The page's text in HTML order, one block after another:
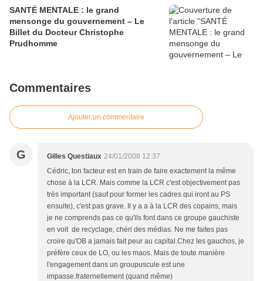
SANTÉ MENTALE : le grand
mensonge du gouvernement – Le
Billet du Docteur Christophe
Prudhomme
Commentaires
Ajouter un commentaire
G Gilles Questiaux 24/01/2008 12:37
Cédric, ton facteur est en train de faire exactement la même
chose à la LCR. Mais comme la LCR c'est objectivement pas
très important (sauf pour former les cadres qui iront au PS
ensuite), c'est pas grave. Il y a a à la LCR des copains, mais
je ne comprends pas ce qu'ils font dans ce groupe gauchiste
en voit de recyclage, chéri des médias. Ne me faites pas
croire qu'OB a jamais fait peur au capital.Chez les gauchos, je
préfère ceux de LO, ou les maos. Mais de toute manière
l'engagement dans un groupuscule est une
impasse.fraternellement (quand même)